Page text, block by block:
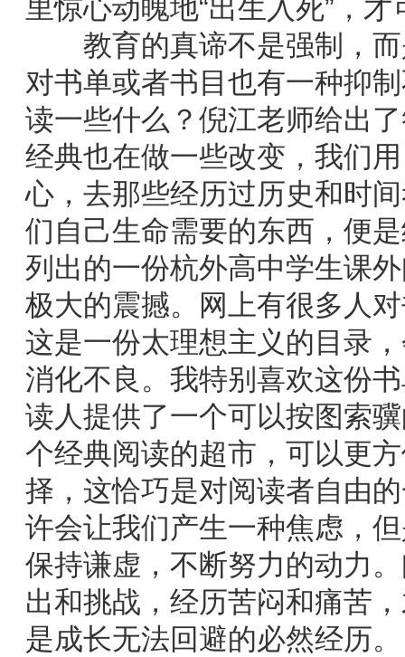
里惊心动魄地“出生入死”，
教育的真谛不是强制，而
对书单或者书目也有一种抑
读一些什么？倪江老师给出
经典也在做一些改变，我们
心，去那些经历过历史和时
们自己生命需要的东西，便
列出的一份杭外高中学生课
极大的震撼。网上有很多人
这是一份太理想主义的目录
消化不良。我特别喜欢这份
读人提供了一个可以按图索
个经典阅读的超市，可以更
择，这恰巧是对阅读者自由
许会让我们产生一种焦虑，
保持谦虚，不断努力的动力
出和挑战，经历苦闷和痛苦
是成长无法回避的必然经历。